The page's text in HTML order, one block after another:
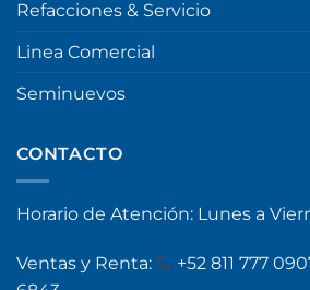
Refacciones & Servicio
Linea Comercial
Seminuevos
CONTACTO
Horario de Atención: Lunes a
Ventas y Renta: +52 811 777